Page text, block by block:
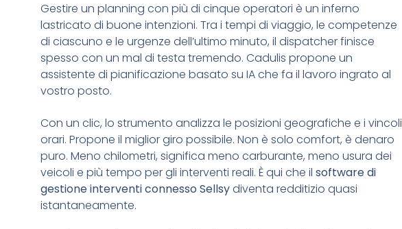
Gestire un planning con più di cinque operatori è un inferno
lastricato di buone intenzioni. Tra i tempi di viaggio, le competenze
di ciascuno e le urgenze dell’ultimo minuto, il dispatcher finisce
spesso con un mal di testa tremendo. Cadulis propone un
assistente di pianificazione basato su IA che fa il lavoro ingrato al
vostro posto.
Con un clic, lo strumento analizza le posizioni geografiche e i vincoli
orari. Propone il miglior giro possibile. Non è solo comfort, è denaro
puro. Meno chilometri, significa meno carburante, meno usura dei
veicoli e più tempo per gli interventi reali. È qui che ilsoftware di
gestione interventi connesso Sellsydiventa redditizio quasi
istantaneamente.